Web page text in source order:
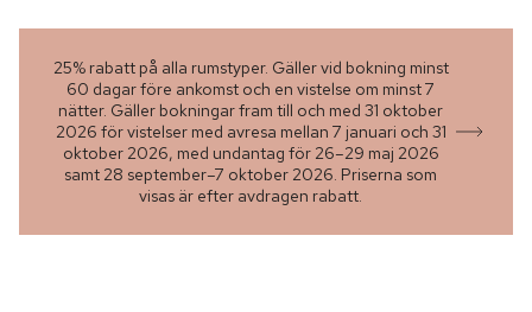
25% rabatt på alla rumstyper. Gäller vid bokning minst
60 dagar före ankomst och en vistelse om minst 7
nätter. Gäller bokningar fram till och med 31 oktober
2026 för vistelser med avresa mellan 7 januari och 31
oktober 2026, med undantag för 26–29 maj 2026
samt 28 september–7 oktober 2026. Priserna som
visas är efter avdragen rabatt.